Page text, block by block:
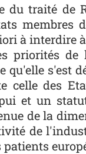
du traité de
membres
à interdire
priorités de
qu'elle s'est
celle des
et un
de la
de